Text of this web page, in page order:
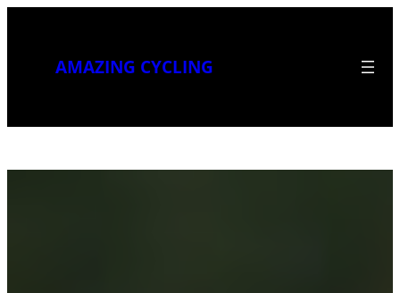
AMAZING CYCLING